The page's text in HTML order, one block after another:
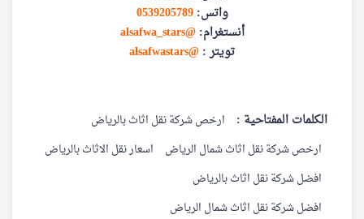
واتس:0539205789
أنستغرام:@alsafwa_stars
تويتر :@alsafwastars
الكلمات المفتاحية :
ارخص شركة نقل اثاث بالرياض
ارخص شركة نقل اثاث شمال الرياض
اسعار نقل الاثاث بالرياض
افضل شركة نقل اثاث بالرياض
افضل شركة نقل اثاث شمال الرياض